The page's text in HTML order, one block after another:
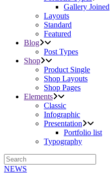
Gallery Joined
Layouts
Standard
Featured
Blog
Post Types
Shop
Product Single
Shop Layouts
Shop Pages
Elements
Classic
Infographic
Presentation
Portfolio list
Typography
NEWS